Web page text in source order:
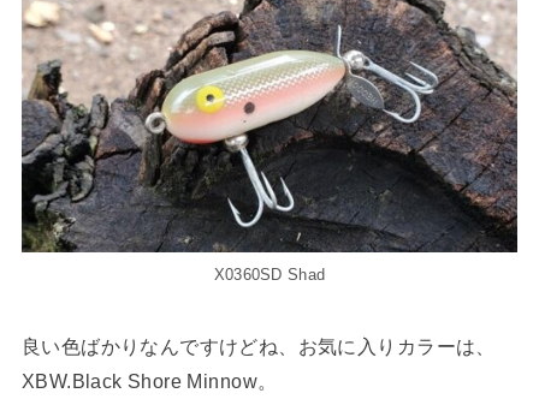
X0360SD Shad
良い色ばかりなんですけどね、お気に入りカラーは、
XBW.Black Shore Minnow。